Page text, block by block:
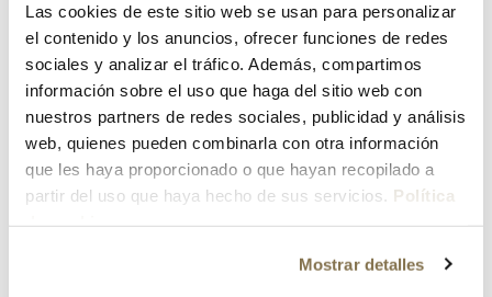
Las cookies de este sitio web se usan para personalizar
el contenido y los anuncios, ofrecer funciones de redes
sociales y analizar el tráfico. Además, compartimos
información sobre el uso que haga del sitio web con
nuestros partners de redes sociales, publicidad y análisis
web, quienes pueden combinarla con otra información
que les haya proporcionado o que hayan recopilado a
partir del uso que haya hecho de sus servicios. Política
Mostrar detalles
¿Has olvidado tu contraseña?